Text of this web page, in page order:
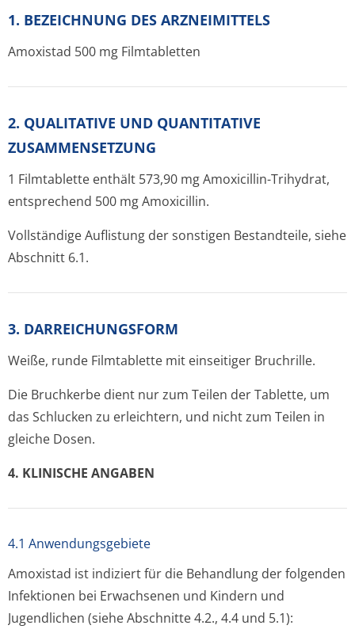
1. BEZEICHNUNG DES ARZNEIMITTELS
Amoxistad 500 mg Filmtabletten
2. QUALITATIVE UND QUANTITATIVE
ZUSAMMENSETZUNG
1 Filmtablette enthält 573,90 mg Amoxicillin-Trihydrat,
entsprechend 500 mg Amoxicillin.
Vollständige Auflistung der sonstigen Bestandteile, siehe
Abschnitt 6.1.
3. DARREICHUNGSFORM
Weiße, runde Filmtablette mit einseitiger Bruchrille.
Die Bruchkerbe dient nur zum Teilen der Tablette, um
das Schlucken zu erleichtern, und nicht zum Teilen in
gleiche Dosen.
4. KLINISCHE ANGABEN
4.1 Anwendungsgebiete
Amoxistad ist indiziert für die Behandlung der folgenden
Infektionen bei Erwachsenen und Kindern und
Jugendlichen (siehe Abschnitte 4.2., 4.4 und 5.1):